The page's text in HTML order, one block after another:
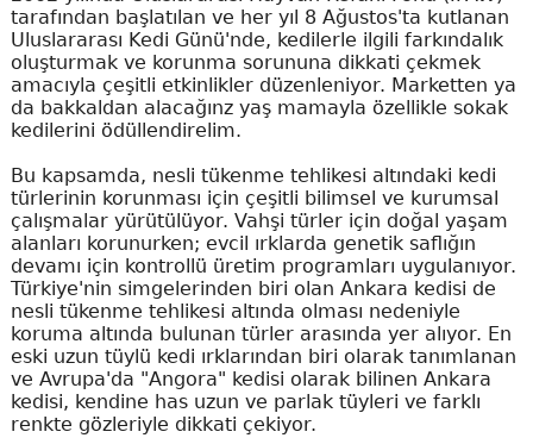
tarafından başlatılan ve her yıl 8 Ağustos'ta kutlanan
Uluslararası Kedi Günü'nde, kedilerle ilgili farkındalık
oluşturmak ve korunma sorununa dikkati çekmek
amacıyla çeşitli etkinlikler düzenleniyor. Marketten ya
da bakkaldan alacağınz yaş mamayla özellikle sokak
kedilerini ödüllendirelim.
Bu kapsamda, nesli tükenme tehlikesi altındaki kedi
türlerinin korunması için çeşitli bilimsel ve kurumsal
çalışmalar yürütülüyor. Vahşi türler için doğal yaşam
alanları korunurken; evcil ırklarda genetik saflığın
devamı için kontrollü üretim programları uygulanıyor.
Türkiye'nin simgelerinden biri olan Ankara kedisi de
nesli tükenme tehlikesi altında olması nedeniyle
koruma altında bulunan türler arasında yer alıyor. En
eski uzun tüylü kedi ırklarından biri olarak tanımlanan
ve Avrupa'da "Angora" kedisi olarak bilinen Ankara
kedisi, kendine has uzun ve parlak tüyleri ve farklı
renkte gözleriyle dikkati çekiyor.